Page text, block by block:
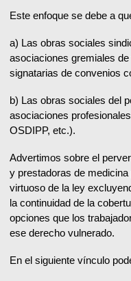
Este enfoque se debe a
a) Las obras sociales
asociaciones gremiales
signatarias de convenios
b) Las obras sociales del
asociaciones
OSDIPP, etc.).
Advertimos sobre el
y prestadoras de
virtuoso de la ley
la continuidad de la
opciones que los
ese derecho vulnerado.
En el siguiente vínculo